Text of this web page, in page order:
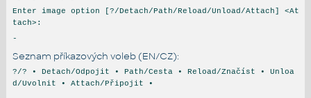
Enter image option [?/Detach/Path/Reload/Unload/Attach] <At
tach>:
-
Seznam příkazových voleb (EN/CZ):
?/? • Detach/Odpojit • Path/Cesta • Reload/Značíst • Unloa
d/Uvolnit • Attach/Připojit •